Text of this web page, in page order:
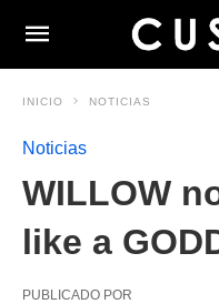
INICIO NOTICIAS
Noticias
WILLOW
like a
PUBLICADO POR